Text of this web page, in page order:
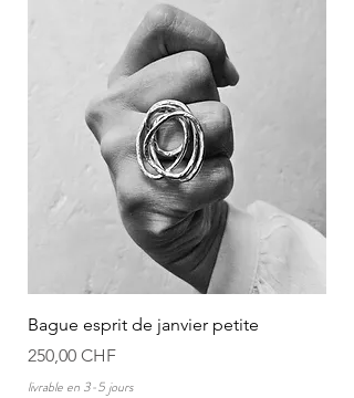
Bague esprit de janvier petite
Prezzo
250,00 CHF
livrable en 3-5 jours